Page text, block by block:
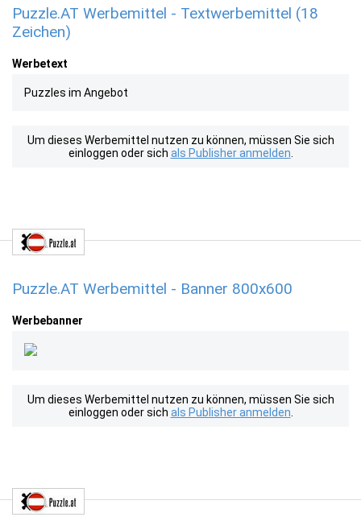
Puzzle.AT Werbemittel - Textwerbemittel (18
Zeichen)
Werbetext
Puzzles im Angebot
Um dieses Werbemittel nutzen zu können, müssen Sie sich
einloggen oder sich als Publisher anmelden
Puzzle.AT Werbemittel - Banner 800x600
Werbebanner
Um dieses Werbemittel nutzen zu können, müssen Sie sich
einloggen oder sich als Publisher anmelden